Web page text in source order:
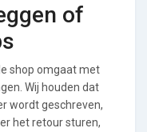
of
shop omgaat met
Wij houden dat
wordt geschreven,
het retour sturen,